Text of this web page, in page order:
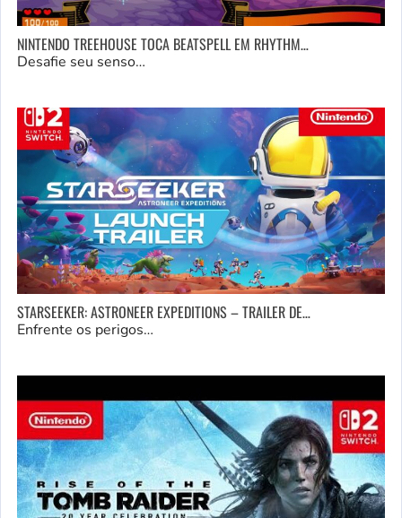
NINTENDO TREEHOUSE TOCA BEATSPELL EM RHYTHM…
Desafie seu senso…
STARSEEKER: ASTRONEER EXPEDITIONS – TRAILER DE…
Enfrente os perigos…